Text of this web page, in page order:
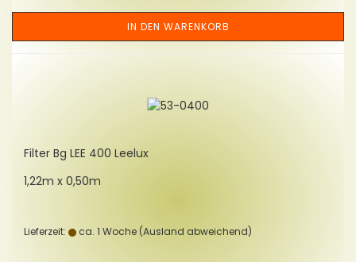
IN DEN WARENKORB
Fil­ter Bg LEE 400 Lee­lux
1,22m x 0,50m
Lieferzeit: ca. 1 Woche (Ausland abweichend)